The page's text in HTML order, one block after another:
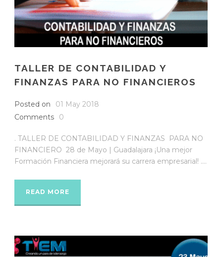
TALLER DE CONTABILIDAD Y
FINANZAS PARA NO FINANCIEROS
Posted on
01 May 2018
Comments
0
. TALLER DE CONTABILIDAD Y FINANZAS PARA NO
FINANCIERO 28 de Mayo | Guadalajara ¡Una mejor
Formación Financiera mejorará su carrera empresarial! ....
READ MORE